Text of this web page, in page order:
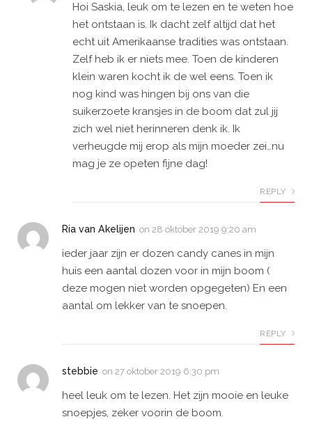
Hoi Saskia, leuk om te lezen en te weten hoe
het ontstaan is. Ik dacht zelf altijd dat het
echt uit Amerikaanse tradities was ontstaan.
Zelf heb ik er niets mee. Toen de kinderen
klein waren kocht ik de wel eens. Toen ik
nog kind was hingen bij ons van die
suikerzoete kransjes in de boom dat zul jij
zich wel niet herinneren denk ik. Ik
verheugde mij erop als mijn moeder zei…nu
mag je ze opeten fijne dag!
REPLY
Ria van Akelijen on 28 oktober 2019 9:20 am
ieder jaar zijn er dozen candy canes in mijn
huis een aantal dozen voor in mijn boom (
deze mogen niet worden opgegeten) En een
aantal om lekker van te snoepen.
REPLY
stebbie on 27 oktober 2019 6:30 pm
heel leuk om te lezen. Het zijn mooie en leuke
snoepjes, zeker voorin de boom.